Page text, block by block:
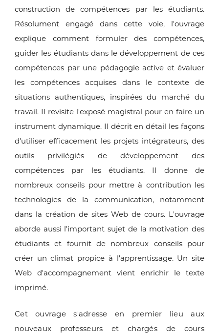
construction de compétences par les étudiants.
Résolument engagé dans cette voie, l'ouvrage
explique comment formuler des compétences,
guider les étudiants dans le développement de ces
compétences par une pédagogie active et évaluer
les compétences acquises dans le contexte de
situations authentiques, inspirées du marché du
travail. Il revisite l'exposé magistral pour en faire un
instrument dynamique. Il décrit en détail les façons
d'utiliser efficacement les projets intégrateurs, des
outils privilégiés de développement des
compétences par les étudiants. Il donne de
nombreux conseils pour mettre à contribution les
technologies de la communication, notamment
dans la création de sites Web de cours. L'ouvrage
aborde aussi l'important sujet de la motivation des
étudiants et fournit de nombreux conseils pour
créer un climat propice à l'apprentissage. Un site
Web d'accompagnement vient enrichir le texte
imprimé.
Cet ouvrage s'adresse en premier lieu aux
nouveaux professeurs et chargés de cours